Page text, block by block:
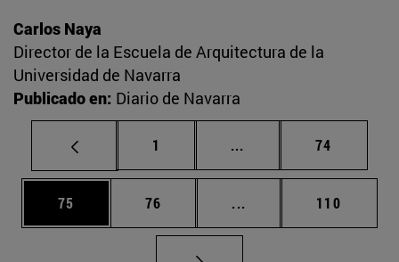
Carlos Naya
Director de la Escuela de Arquitectura de la
Universidad de Navarra
Publicado en: Diario de Navarra
Página
1 ... Páginas intermedias
Página
74
Página
75 Página
76 ... Páginas intermedias
Página
110